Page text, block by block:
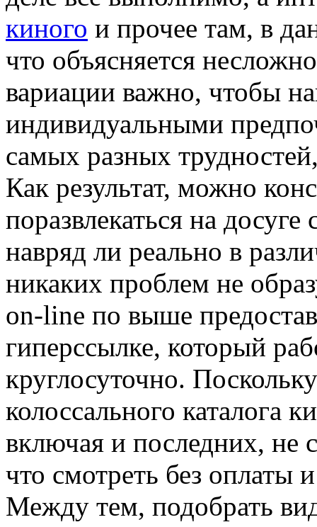
киного и прочее там, в
что объясняется
вариации важно, чтобы
индивидуальными
самых разных
Как результат, можно
поразвлекаться на
навряд ли реально в
никаких проблем не
on-line по выше
гиперссылке, который
круглосуточно.
колоссального каталога
включая и последних, не
что смотреть без оплаты
Между тем, подобрать